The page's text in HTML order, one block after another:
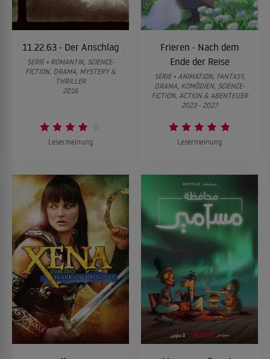
11.22.63 - Der Anschlag
SERIE • ROMANTIK, SCIENCE-
FICTION, DRAMA, MYSTERY &
THRILLER
2016
Lesermeinung
Frieren - Nach dem
Ende der Reise
SERIE • ANIMATION, FANTASY,
DRAMA, KOMÖDIEN, SCIENCE-
FICTION, ACTION & ABENTEUER
2023 - 2027
Lesermeinung